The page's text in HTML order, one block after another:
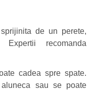
de un perete,
recomanda
cadea spre spate.
sau se poate